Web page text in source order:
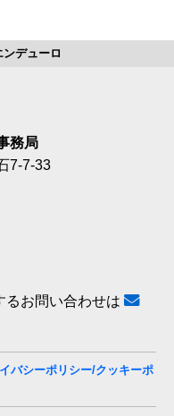
デューロ
務局
7-7-33
るお問い合わせは
バシーポリシー/クッキーポ